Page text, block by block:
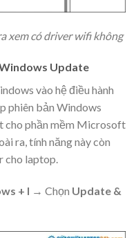
xem có driver wifi không
Update
vào hệ điều hành
phiên bản Windows
cho phần mềm Microsoft
ra, tính năng này còn
cho laptop.
+ I → Chọn Update &